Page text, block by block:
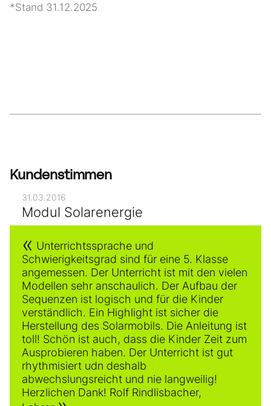
*Stand 31.12.2025
Kundenstimmen
31.03.2016
Modul Solarenergie
Unterrichtssprache und
Schwierigkeitsgrad sind für eine 5. Klasse
angemessen. Der Unterricht ist mit den vielen
Modellen sehr anschaulich. Der Aufbau der
Sequenzen ist logisch und für die Kinder
verständlich. Ein Highlight ist sicher die
Herstellung des Solarmobils. Die Anleitung ist
toll! Schön ist auch, dass die Kinder Zeit zum
Ausprobieren haben. Der Unterricht ist gut
rhythmisiert udn deshalb
abwechslungsreicht und nie langweilig!
Herzlichen Dank! Rolf Rindlisbacher,